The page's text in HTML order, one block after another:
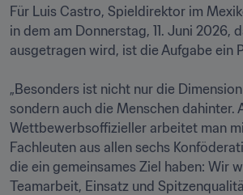
Für Luis Castro, Spieldirektor im
in dem am Donnerstag, 11. Juni 2026,
ausgetragen wird, ist die Aufgabe ein
„Besonders ist nicht nur die
sondern auch die Menschen dahinter.
Wettbewerbsoffizieller arbeitet man
Fachleuten aus allen sechs
die ein gemeinsames Ziel haben: Wir
Teamarbeit, Einsatz und